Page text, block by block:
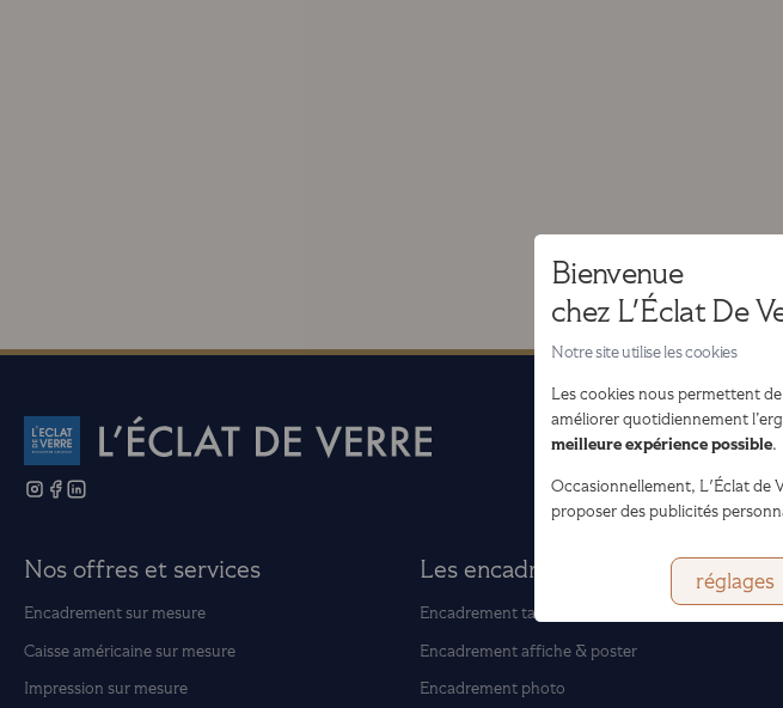
Bienvenue
chez L'Éclat De
Notre site utilise les cookies
Les cookies nous permettent de
améliorer quotidiennement
meilleure expérience possible.
Occasionnellement, L'Éclat de
proposer des publicités
réglages
Nos offres et services
Encadrement sur mesure
Caisse américaine sur mesure
Impression sur mesure
Les encadrements
Encadrement tableau
Encadrement affiche & poster
Encadrement photo